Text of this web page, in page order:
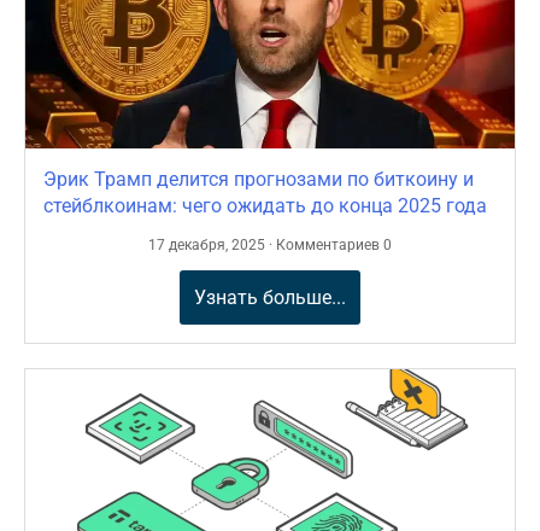
Эрик Трамп делится прогнозами по биткоину и
стейблкоинам: чего ожидать до конца 2025 года
17 декабря, 2025 · Комментариев 0
Узнать больше...